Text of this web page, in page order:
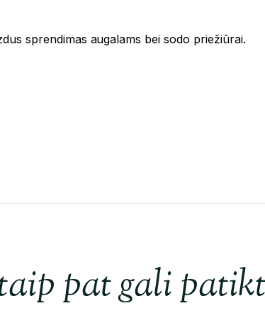
sprendimas augalams bei sodo priežiūrai.
pat gali